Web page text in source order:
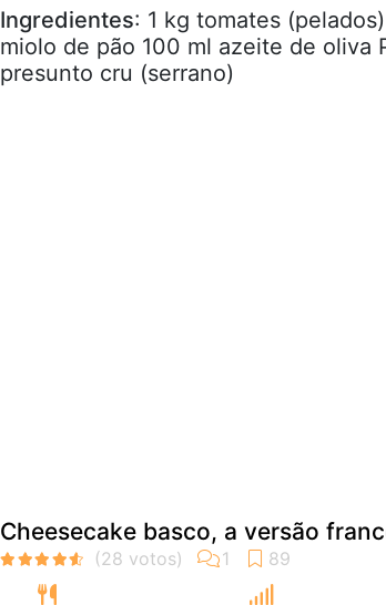
Ingredientes: 1 kg tomates
miolo de pão 100 ml azeite de oliva
presunto cru (serrano)
Cheesecake basco, a versão